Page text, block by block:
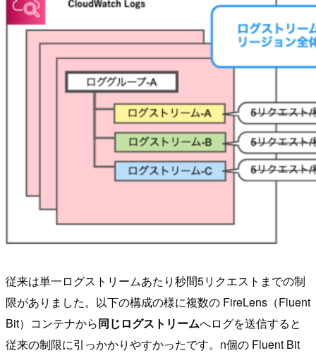
従来は単一ログストリームあたり秒間5リクエストまでの制
限がありました。以下の構成の様に複数の FireLens（Fluent
Bit）コンテナから同じログストリームへログを送信すると
従来の制限に引っかかりやすかったです。n個の Fluent Bit